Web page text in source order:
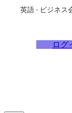
英語 - ビジネス
ログ